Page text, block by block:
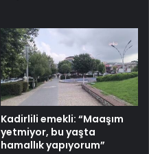
Kadirlili emekli: “Maaşım
yetmiyor, bu yaşta
hamallık yapıyorum”